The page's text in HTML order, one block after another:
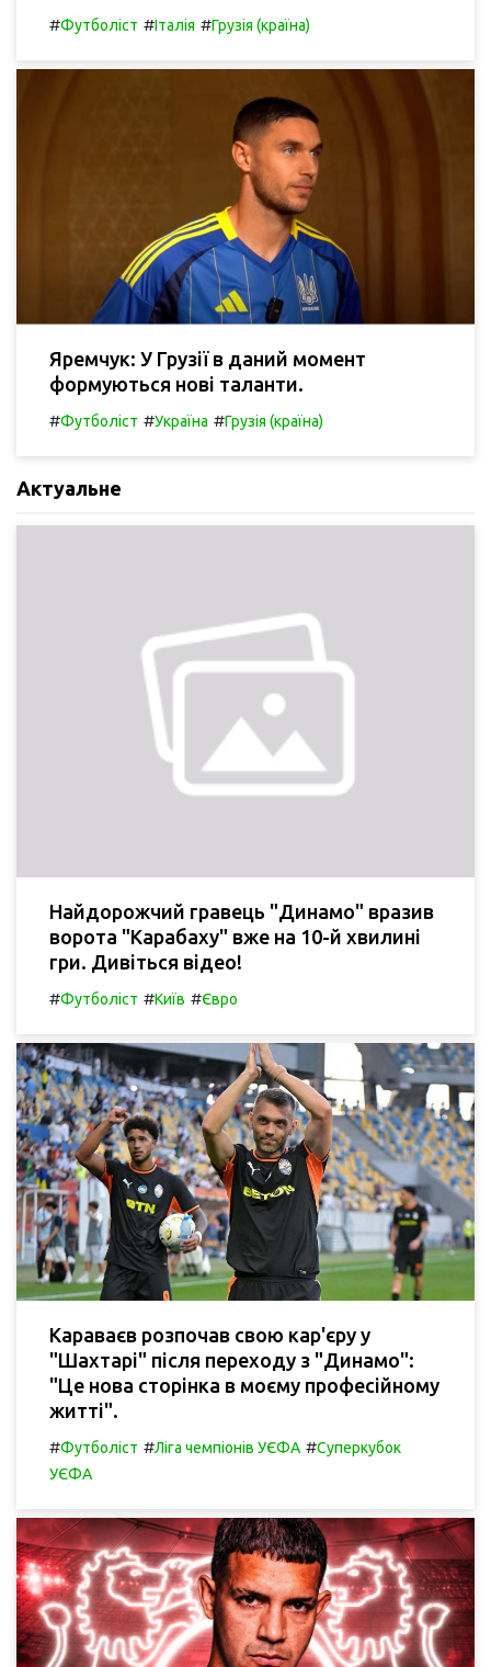
#Футболіст #Італія #Грузія (країна)
Яремчук: У Грузії в даний момент
формуються нові таланти.
#Футболіст #Україна #Грузія (країна)
Актуальне
Найдорожчий гравець "Динамо" вразив
ворота "Карабаху" вже на 10-й хвилині
гри. Дивіться відео!
#Футболіст #Київ #Євро
Караваєв розпочав свою кар'єру у
"Шахтарі" після переходу з "Динамо":
"Це нова сторінка в моєму професійному
житті".
#Футболіст #Ліга чемпіонів УЄФА #Суперкубок
УЄФА